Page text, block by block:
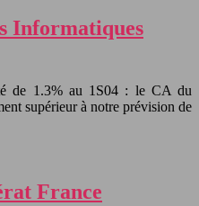
Informatiques
de 1.3% au 1S04 : le CA du
supérieur à notre prévision de
France